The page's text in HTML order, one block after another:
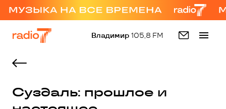
Владимир 105,8 FM
Суздаль: прошлое и